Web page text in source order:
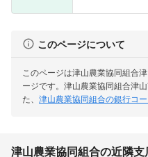
このページについて
このページは津山農業協同組合
ージです。 津山農業協同組合津
た、 津山農業協同組合の銀行コ
津山農業協同組合の近隣支